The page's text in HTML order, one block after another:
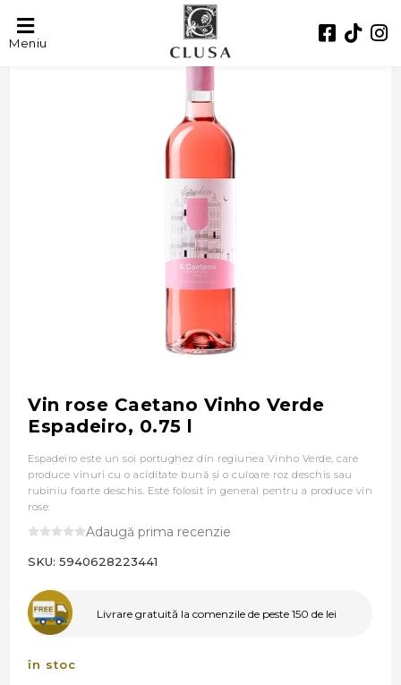
Meniu- 42%
Vin rose Caetano Vinho Verde
Espadeiro, 0.75 l
Espadeiro este un soi portughez din regiunea Vinho Verde, care
produce vinuri cu o aciditate bună și o culoare roz deschis sau
rubiniu foarte deschis. Este folosit în general pentru a produce vin
rose.
Adaugă prima recenzie
SKU: 5940628223441
Livrare gratuită la comenzile de peste 150 de lei
în stoc